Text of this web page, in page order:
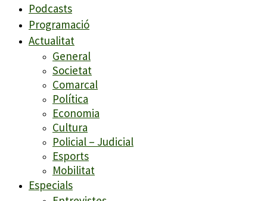
Podcasts
Programació
Actualitat
General
Societat
Comarcal
Política
Economia
Cultura
Policial – Judicial
Esports
Mobilitat
Especials